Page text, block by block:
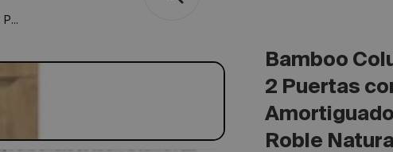
Bamboo
2 Puertas
Roble